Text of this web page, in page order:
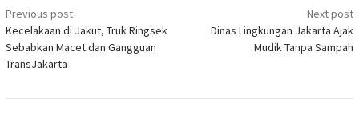
Post
navigation
Previous post
Kecelakaan di Jakut, Truk Ringsek
Sebabkan Macet dan Gangguan
TransJakarta
Next post
Dinas Lingkungan Jakarta Ajak
Mudik Tanpa Sampah